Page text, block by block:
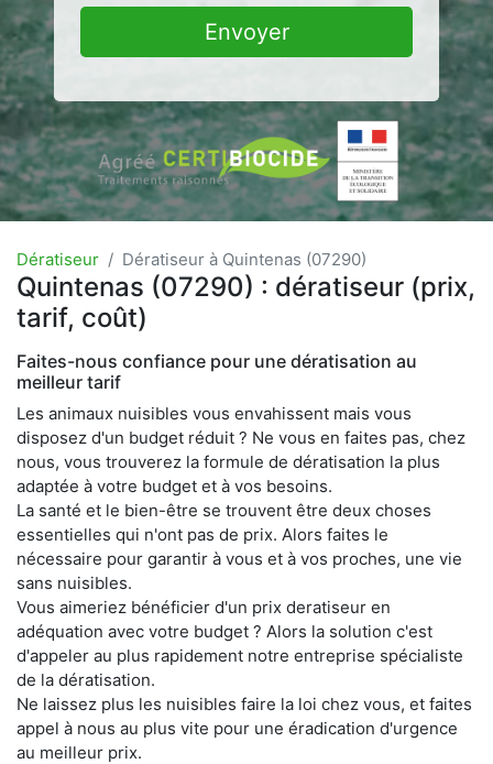
Envoyer
Dératiseur Dératiseur à Quintenas (07290)
Quintenas (07290) : dératiseur (prix,
tarif, coût)
Faites-nous confiance pour une dératisation au
meilleur tarif
Les animaux nuisibles vous envahissent mais vous
disposez d'un budget réduit ? Ne vous en faites pas, chez
nous, vous trouverez la formule de dératisation la plus
adaptée à votre budget et à vos besoins.
La santé et le bien-être se trouvent être deux choses
essentielles qui n'ont pas de prix. Alors faites le
nécessaire pour garantir à vous et à vos proches, une vie
sans nuisibles.
Vous aimeriez bénéficier d'un prix deratiseur en
adéquation avec votre budget ? Alors la solution c'est
d'appeler au plus rapidement notre entreprise spécialiste
de la dératisation.
Ne laissez plus les nuisibles faire la loi chez vous, et faites
appel à nous au plus vite pour une éradication d'urgence
au meilleur prix.